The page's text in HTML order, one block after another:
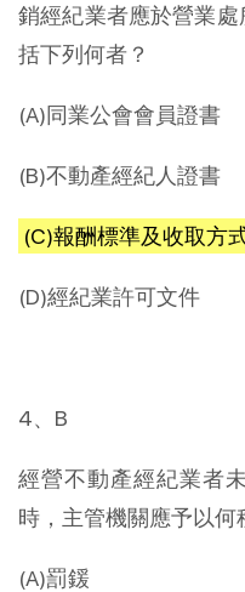
銷經紀業者應於營業
括下列何者？
(A)同業公會會員證書
(B)不動產經紀人證書
(C)報酬標準及收取方
(D)經紀業許可文件
4、B
經營不動產經紀業者
時，主管機關應予以何
(A)罰鍰